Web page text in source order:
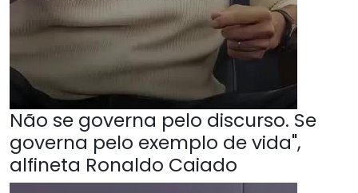
Não se governa pelo discurso. Se
governa pelo exemplo de vida",
alfineta Ronaldo Caiado